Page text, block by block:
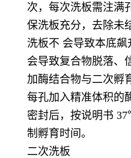
次，每次洗板需注满
保洗板充分，去除未
洗板不 会导致本底
会导致复合物脱落、
加酶结合物与二次孵
每孔加入精准体积的
密封后，按说明书
制孵育时间。
二次洗板